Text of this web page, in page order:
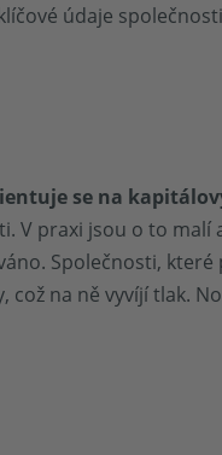
údaje
se na
V praxi jsou o to malí
Společnosti,
na ně vyvíjí tlak.